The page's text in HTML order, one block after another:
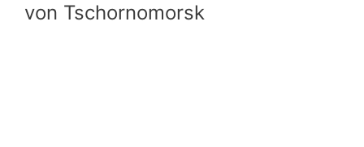
von Tschornomorsk